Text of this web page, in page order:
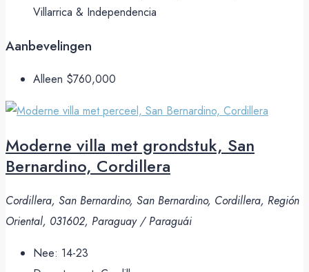
Villarrica & Independencia
Aanbevelingen
Alleen $760,000
Moderne villa met grondstuk, San
Bernardino, Cordillera
Cordillera, San Bernardino, San Bernardino, Cordillera, Región
Oriental, 031602, Paraguay / Paraguái
Nee: 14-23